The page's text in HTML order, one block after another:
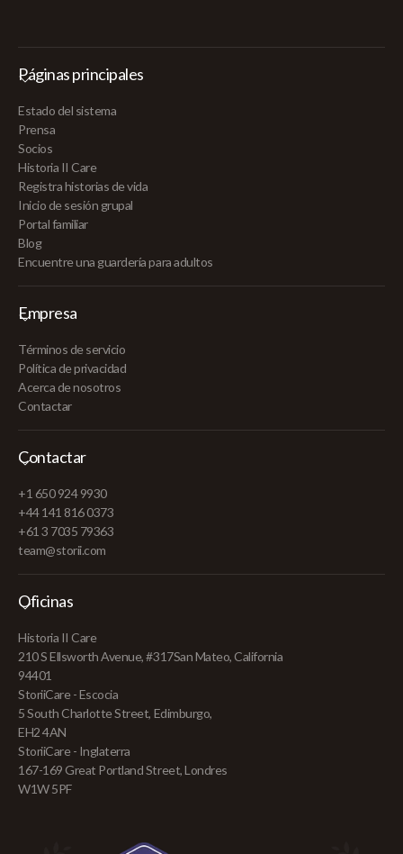
Páginas principales
Estado del sistema
Prensa
Socios
Historia II Care
Registra historias de vida
Inicio de sesión grupal
Portal familiar
Blog
Encuentre una guardería para adultos
Empresa
Términos de servicio
Política de privacidad
Acerca de nosotros
Contactar
Contactar
+1 650 924 9930
+44 141 816 0373
+61 3 7035 79363
team@storii.com
Oficinas
Historia II Care
210 S Ellsworth Avenue, #317San Mateo, California
94401
StoriiCare - Escocia
5 South Charlotte Street, Edimburgo,
EH2 4AN
StoriiCare - Inglaterra
167-169 Great Portland Street, Londres
W1W 5PF